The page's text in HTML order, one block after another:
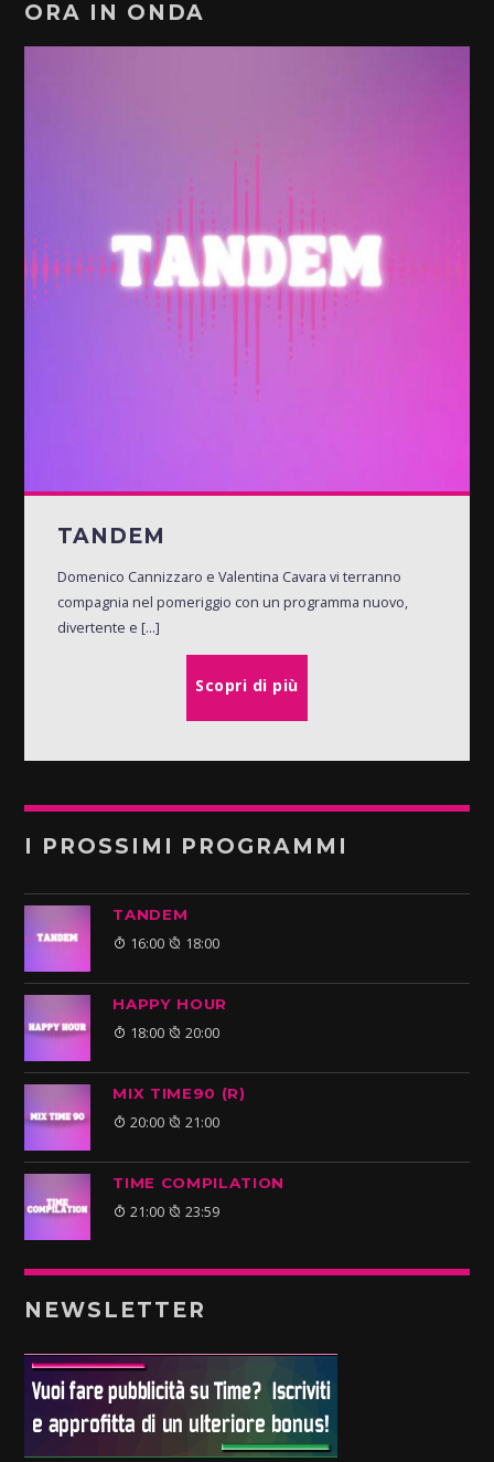
ORA IN ONDA
TANDEM
Domenico Cannizzaro e Valentina Cavara vi terranno
compagnia nel pomeriggio con un programma nuovo,
divertente e [...]
Scopri di più
I PROSSIMI PROGRAMMI
TANDEM
16:00 18:00
HAPPY HOUR
18:00 20:00
MIX TIME90 (R)
20:00 21:00
TIME COMPILATION
21:00 23:59
NEWSLETTER